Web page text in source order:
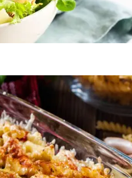
Который Уже Взорвал